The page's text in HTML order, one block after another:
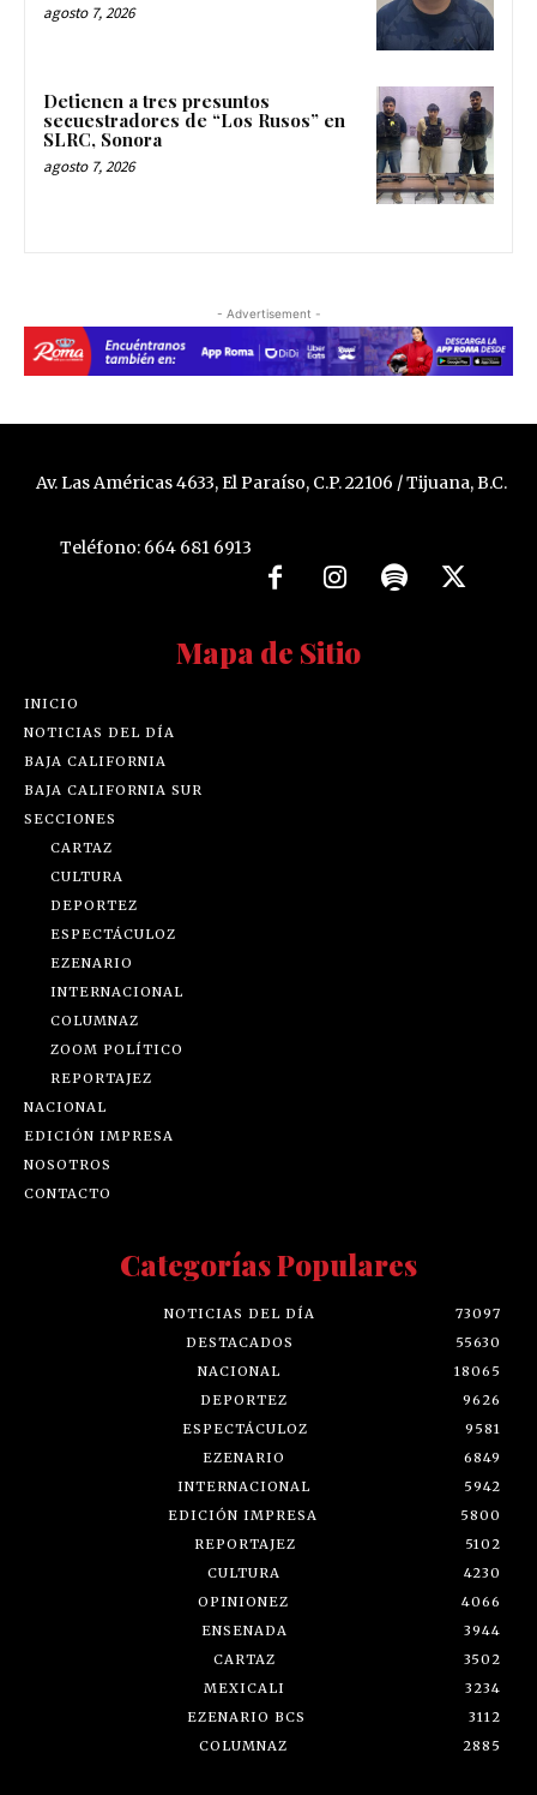
agosto 7, 2026
Detienen a tres presuntos
secuestradores de “Los Rusos” en
SLRC, Sonora
agosto 7, 2026
- Advertisement -
Av. Las Américas 4633, El Paraíso, C.P. 22106 / Tijuana, B.C.
Teléfono: 664 681 6913
Mapa de Sitio
INICIO
NOTICIAS DEL DÍA
BAJA CALIFORNIA
BAJA CALIFORNIA SUR
SECCIONES
CARTAZ
CULTURA
DEPORTEZ
ESPECTÁCULOZ
EZENARIO
INTERNACIONAL
COLUMNAZ
ZOOM POLÍTICO
REPORTAJEZ
NACIONAL
EDICIÓN IMPRESA
NOSOTROS
CONTACTO
Categorías Populares
NOTICIAS DEL DÍA
73097
DESTACADOS
55630
NACIONAL
18065
DEPORTEZ
9626
ESPECTÁCULOZ
9581
EZENARIO
6849
INTERNACIONAL
5942
EDICIÓN IMPRESA
5800
REPORTAJEZ
5102
CULTURA
4230
OPINIONEZ
4066
ENSENADA
3944
CARTAZ
3502
MEXICALI
3234
EZENARIO BCS
3112
COLUMNAZ
2885